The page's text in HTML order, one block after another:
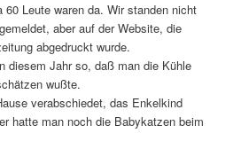
60 Leute waren da. Wir standen nicht
aber auf der Website, die
abgedruckt wurde.
diesem Jahr so, daß man die Kühle
wußte.
verabschiedet, das Enkelkind
hatte man noch die Babykatzen beim